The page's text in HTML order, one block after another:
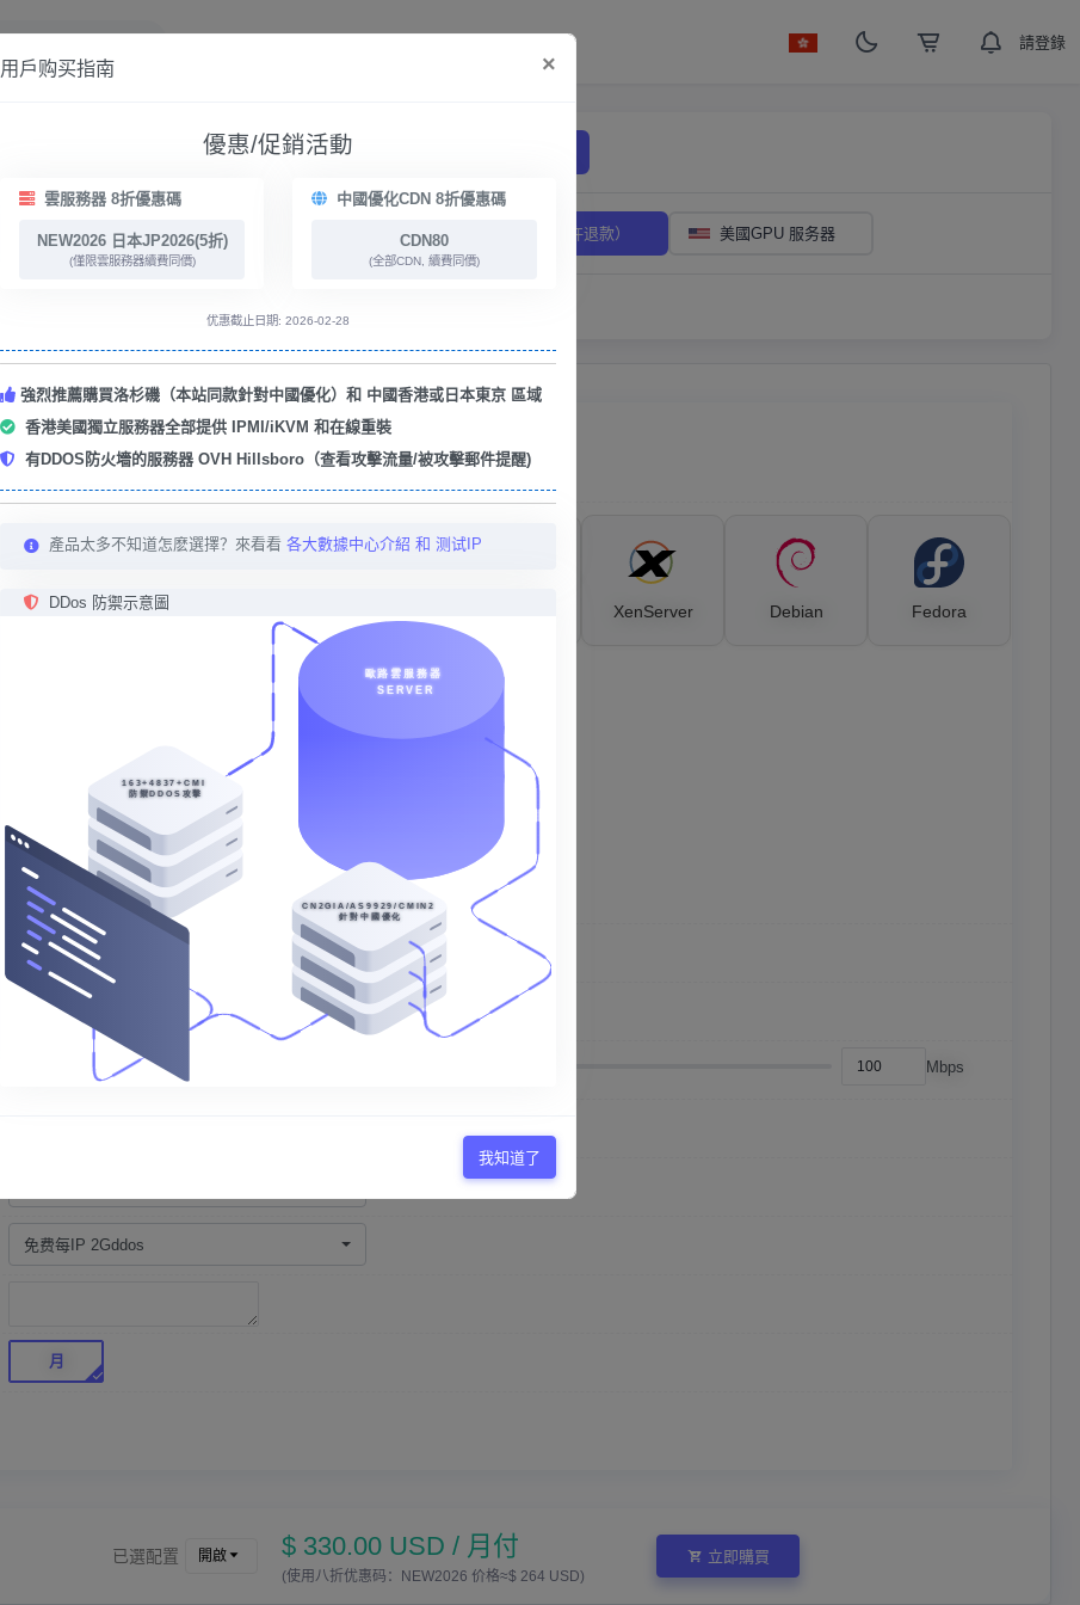
請登錄
中國優化CDN服務
香港 VMHost 日本东京VM Host 美國洛杉矶 （不允许退款） 美國GPU 服务器
用戶购买指南 ×
優惠/促銷活動
雲服務器 8折優惠碼
NEW2026 日本JP2026(5折)
(僅限雲服務器續費同價)
中國優化CDN 8折優惠碼
CDN80
(全部CDN, 續費同價)
优惠截止日期: 2026-02-28
強烈推薦購買洛杉磯（本站同款針對中國優化）和 中國香港或日本東京 區域
香港美國獨立服務器全部提供 IPMI/iKVM 和在線重裝
有DDOS防火墻的服務器 OVH Hillsboro（查看攻擊流量/被攻擊郵件提醒)
產品太多不知道怎麽選擇？來看看 各大數據中心介紹 和 测试IP
DDos 防禦示意圖
我知道了
美国
Windows XenServer Debian Fedora
购买后支持更换操作系统，您可根据业务需要在控制台重装系统
默认61个
USA-E5-2630LV2*2/128/2T SSD(nvme)
Mbps
免费每IP 2Gddos
月
已選配置 開啟 $ 330.00 USD / 月付
(使用八折优惠码：NEW2026 价格≈$ 264 USD)
立即購買